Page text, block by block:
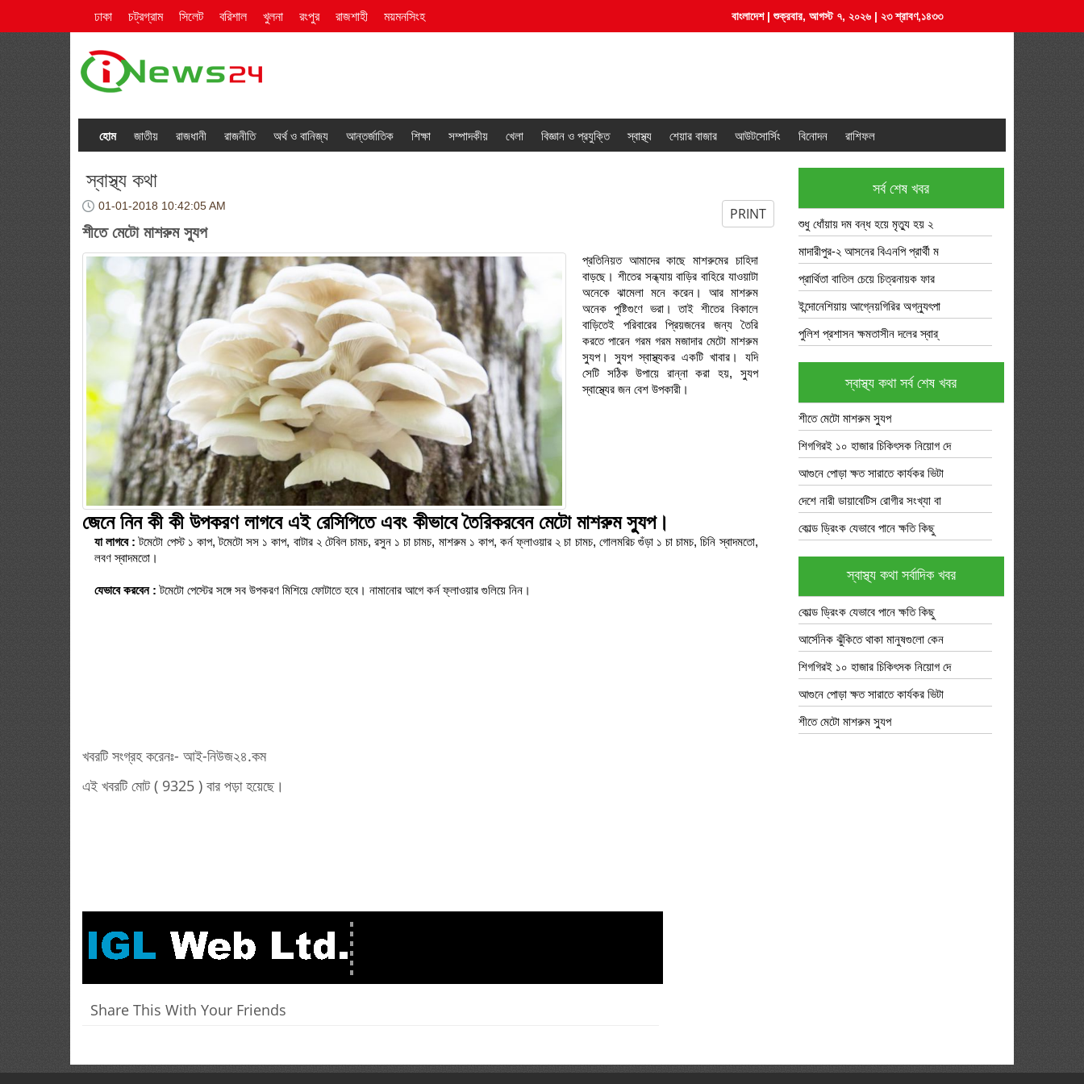
ঢাকা চট্রগ্রাম সিলেট বরিশাল খুলনা রংপুর রাজশাহী ময়মনসিংহ বাংলাদেশ | শুক্রবার, আগস্ট ৭, ২০২৬ | ২৩ শ্রাবণ,১৪৩৩
হোম জাতীয় রাজধানী রাজনীতি অর্থ ও বানিজ্য আন্তর্জাতিক শিক্ষা সম্পাদকীয় খেলা বিজ্ঞান ও প্রযুক্তি স্বাস্থ্য শেয়ার বাজার আউটসোর্সিং বিনোদন রাশিফল
স্বাস্থ্য কথা
PRINT
01-01-2018 10:42:05 AM
শীতে মেটো মাশরুম স্যুপ
প্রতিনিয়ত আমাদের কাছে মাশরুমের চাহিদা
বাড়ছে। শীতের সন্ধ্যায় বাড়ির বাহিরে যাওয়াটা
অনেকে ঝামেলা মনে করেন। আর মাশরুম
অনেক পুষ্টিগুণে ভরা। তাই শীতের বিকালে
বাড়িতেই পরিবারের প্রিয়জনের জন্য তৈরি
করতে পারেন গরম গরম মজাদার মেটো মাশরুম
স্যুপ। স্যুপ স্বাস্থ্যকর একটি খাবার। যদি
সেটি সঠিক উপায়ে রান্না করা হয়, স্যুপ
স্বাস্থ্যের জন বেশ উপকারী।
জেনে নিন কী কী উপকরণ লাগবে এই রেসিপিতে এবং কীভাবে তৈরিকরবেন মেটো মাশরুম স্যুপ।
যা লাগবে: টমেটো পেস্ট ১ কাপ, টমেটো সস ১ কাপ, বাটার ২ টেবিল চামচ, রসুন ১ চা চামচ, মাশরুম ১ কাপ, কর্ন ফ্লাওয়ার ২ চা চামচ, গোলমরিচ গুঁড়া ১ চা চামচ, চিনি স্বাদমতো,
লবণ স্বাদমতো।
যেভাবে করবেন: টমেটো পেস্টের সঙ্গে সব উপকরণ মিশিয়ে ফোটাতে হবে। নামানোর আগে কর্ন ফ্লাওয়ার গুলিয়ে নিন।
খবরটি সংগ্রহ করেনঃ- আই-নিউজ২৪.কম
এই খবরটি মোট ( 9325 ) বার পড়া হয়েছে।
Share This With Your Friends
সর্ব শেষ খবর
শুধু ধোঁয়ায় দম বন্ধ হয়ে মৃত্যু হয় ২
মাদারীপুর-২ আসনের বিএনপি প্রার্থী ম
প্রার্থিতা বাতিল চেয়ে চিত্রনায়ক ফার
ইন্দোনেশিয়ায় আগ্নেয়গিরির অগ্ন্যুৎপা
পুলিশ প্রশাসন ক্ষমতাসীন দলের স্বার্
স্বাস্থ্য কথা সর্ব শেষ খবর
শীতে মেটো মাশরুম স্যুপ
শিগগিরই ১০ হাজার চিকিৎসক নিয়োগ দে
আগুনে পোড়া ক্ষত সারাতে কার্যকর ভিটা
দেশে নারী ডায়াবেটিস রোগীর সংখ্যা বা
কোল্ড ড্রিংক যেভাবে পানে ক্ষতি কিছু
স্বাস্থ্য কথা সর্বাদিক খবর
কোল্ড ড্রিংক যেভাবে পানে ক্ষতি কিছু
আর্সেনিক ঝুঁকিতে থাকা মানুষগুলো কেন
শিগগিরই ১০ হাজার চিকিৎসক নিয়োগ দে
আগুনে পোড়া ক্ষত সারাতে কার্যকর ভিটা
শীতে মেটো মাশরুম স্যুপ